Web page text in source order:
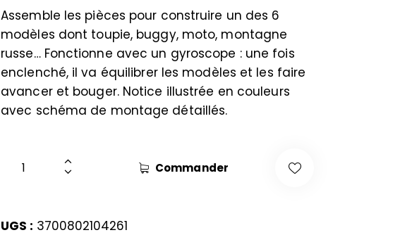
Assemble les pièces pour construire un des 6
modèles dont toupie, buggy, moto, montagne
russe… Fonctionne avec un gyroscope : une fois
enclenché, il va équilibrer les modèles et les faire
avancer et bouger. Notice illustrée en couleurs
avec schéma de montage détaillés.
Commander
UGS : 3700802104261